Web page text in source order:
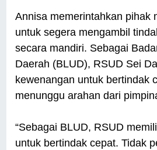
Annisa memerintahkan pihak
untuk segera mengambil
secara mandiri. Sebagai
Daerah (BLUD), RSUD Sei
kewenangan untuk bertindak
menunggu arahan dari
“Sebagai BLUD, RSUD
untuk bertindak cepat. Tidak